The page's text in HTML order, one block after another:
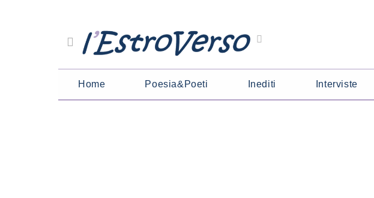
Home Poesia&Poeti Inediti Interviste